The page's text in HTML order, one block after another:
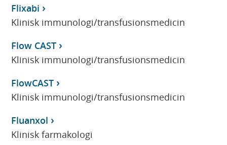
Flixabi
Klinisk immunologi/transfusionsmedicin
Flow CAST
Klinisk immunologi/transfusionsmedicin
FlowCAST
Klinisk immunologi/transfusionsmedicin
Fluanxol
Klinisk farmakologi